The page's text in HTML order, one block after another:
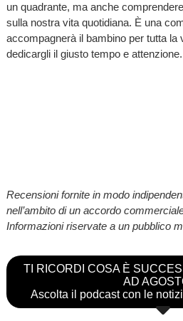
un quadrante, ma anche
sulla nostra vita quotidiana. È una
accompagnerà il bambino per tutta la
dedicargli il giusto tempo e attenzione.
Recensioni fornite in modo
nell’ambito di un accordo
Informazioni riservate a un pubblico
TI RICORDI COSA È
AD
Ascolta il podcast con le